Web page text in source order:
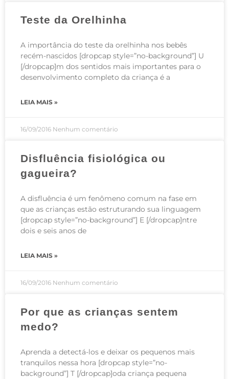
Teste da Orelhinha
A importância do teste da orelhinha nos bebês
recém-nascidos [dropcap style=”no-background”] U
[/dropcap]m dos sentidos mais importantes para o
desenvolvimento completo da criança é a
LEIA MAIS »
16/09/2016 Nenhum comentário
Disfluência fisiológica ou
gagueira?
A disfluência é um fenômeno comum na fase em
que as crianças estão estruturando sua linguagem
[dropcap style=”no-background”] E [/dropcap]ntre
dois e seis anos de
LEIA MAIS »
16/09/2016 Nenhum comentário
Por que as crianças sentem
medo?
Aprenda a detectá-los e deixar os pequenos mais
tranquilos nessa hora [dropcap style=”no-
background”] T [/dropcap]oda criança pequena